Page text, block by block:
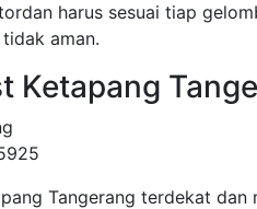
harus sesuai tiap
aman.
Ketapang
Tangerang terdekat